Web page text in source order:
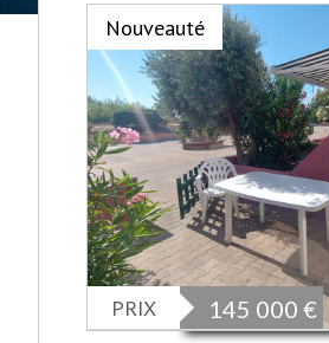
Nouveauté
PRIX 145 000 €